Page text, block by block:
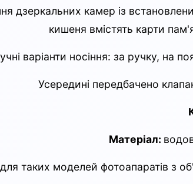
дзеркальних камер із
кишеня вмістять карти
варіанти носіння: за ручку, на
Усередині передбачено
Матеріал:
таких моделей фотоапаратів з